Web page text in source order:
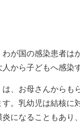
が国の感染患者は
から子どもへ感染
、お母さんからも
。乳幼児は結核に
になることもあり